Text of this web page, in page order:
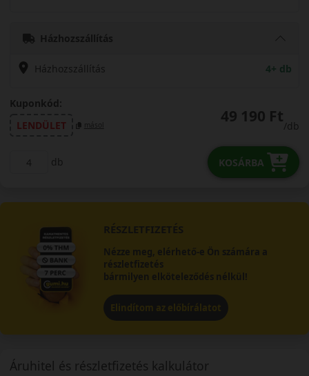
Házhozszállítás
Házhozszállítás 4+ db
Kuponkód:
LENDÜLET
másol 49 190 Ft
/db
db KOSÁRBA
RÉSZLETFIZETÉS
Nézze meg, elérhető-e Ön számára a
részletfizetés
bármilyen elköteleződés nélkül!
Elindítom az előbírálatot
Áruhitel és részletfizetés kalkulátor